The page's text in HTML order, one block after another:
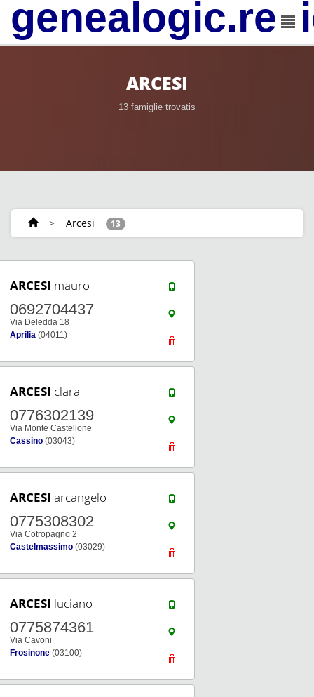
ARCESI
13 famiglie trovatis
> Arcesi 13
ARCESI mauro
0692704437
Via Deledda 18
Aprilia (04011)
ARCESI clara
0776302139
Via Monte Castellone
Cassino (03043)
ARCESI arcangelo
0775308302
Via Cotropagno 2
Castelmassimo (03029)
ARCESI luciano
0775874361
Via Cavoni
Frosinone (03100)